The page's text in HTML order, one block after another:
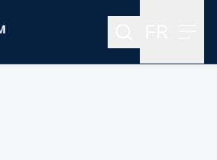
Rechercher